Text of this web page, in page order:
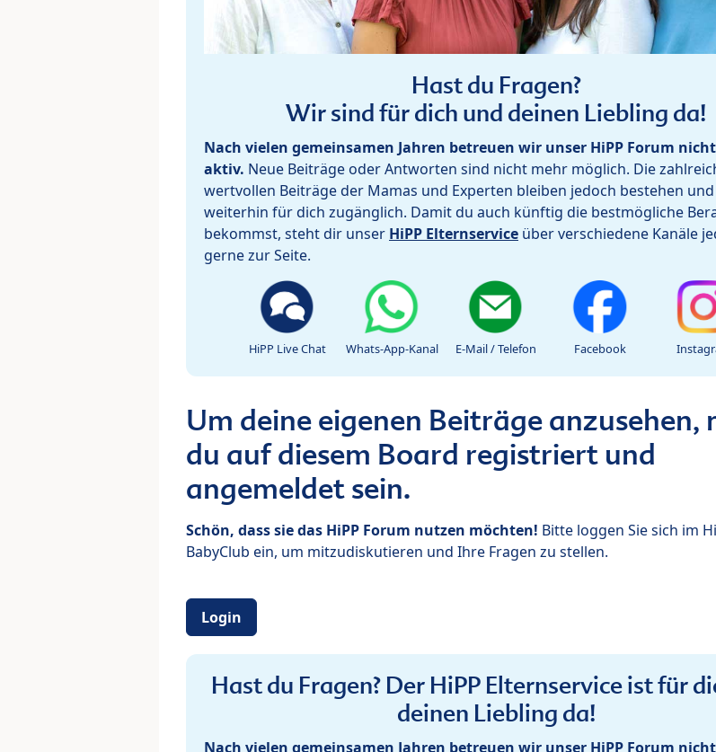
Hast du Fragen?
Wir sind für dich und deinen Liebling da!
Nach vielen gemeinsamen Jahren betreuen wir unser HiPP Forum
aktiv. Neue Beiträge oder Antworten sind nicht mehr möglich. Die
wertvollen Beiträge der Mamas und Experten bleiben jedoch bestehen
weiterhin für dich zugänglich. Damit du auch künftig die bestmögliche
bekommst, steht dir unser HiPP Elternservice über verschiedene Kanäle
gerne zur Seite.
HiPP Live Chat Whats-App-Kanal E-Mail / Telefon Facebook
Um deine eigenen Beiträge anzusehen,
du auf diesem Board registriert und
angemeldet sein.
Schön, dass sie das HiPP Forum nutzen möchten! Bitte loggen Sie sich im
BabyClub ein, um mitzudiskutieren und Ihre Fragen zu stellen.
Login
Hast du Fragen? Der HiPP Elternservice ist für
deinen Liebling da!
Nach vielen gemeinsamen Jahren betreuen wir unser HiPP Forum